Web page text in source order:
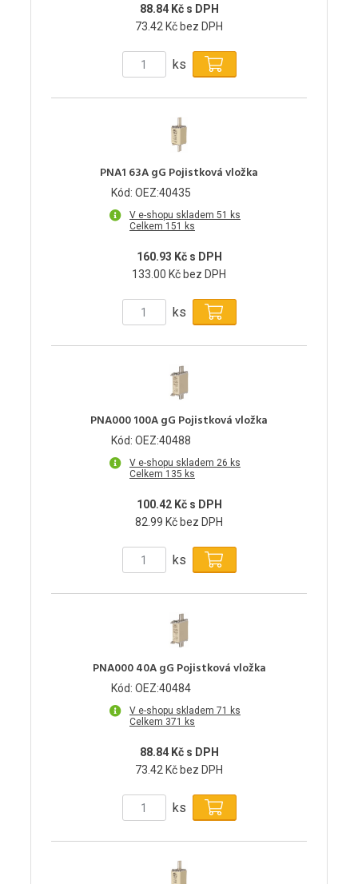
88.84 Kč s DPH
73.42 Kč bez DPH
ks
PNA1 63A gG Pojistková vložka
Kód: OEZ:40435
V e-shopu skladem 51 ks
Celkem 151 ks
160.93 Kč s DPH
133.00 Kč bez DPH
ks
PNA000 100A gG Pojistková vložka
Kód: OEZ:40488
V e-shopu skladem 26 ks
Celkem 135 ks
100.42 Kč s DPH
82.99 Kč bez DPH
ks
PNA000 40A gG Pojistková vložka
Kód: OEZ:40484
V e-shopu skladem 71 ks
Celkem 371 ks
88.84 Kč s DPH
73.42 Kč bez DPH
ks